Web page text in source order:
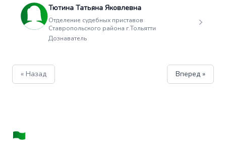
Тютина Татьяна Яковлевна
Отделение судебных приставов
Ставропольского района г.Тольятти
Дознаватель
« Назад Вперед »